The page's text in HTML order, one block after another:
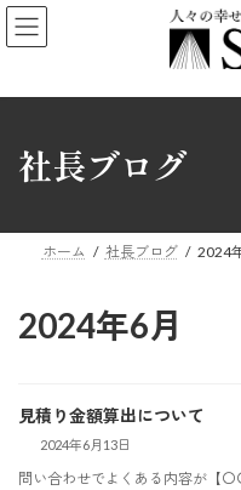
コ
ン
ン
ナ
ビ
ー
社長ブログ
ホーム 社長ブログ 2024
2024年6月
見積り金額算出について
2024年6月13日
問い合わせでよくある内容が【